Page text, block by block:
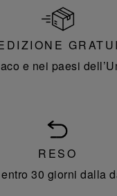
e nei paesi
RESO
30 giorni dalla